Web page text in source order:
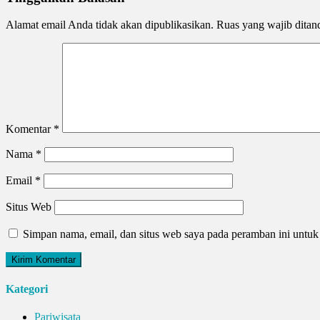
Alamat email Anda tidak akan dipublikasikan. Ruas yang wajib
Komentar *
Nama *
Email *
Situs Web
Simpan nama, email, dan situs web saya pada peramban ini
Kategori
Pariwisata